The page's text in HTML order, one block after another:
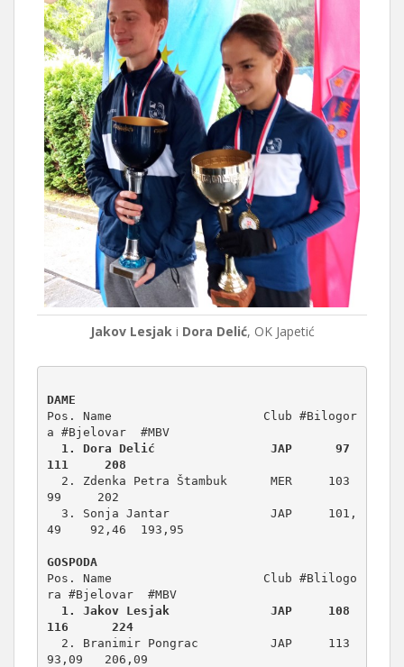
Jakov Lesjaki Dora Delić, OK Japetić
DAME
Pos. Name                     Club #Bilogor
a #Bjelovar  #MBV
111     208
99     202
49    92,46  193,95
GOSPODA
Pos. Name                     Club #Blilogo
ra #Bjelovar  #MBV
116      224
93,09   206,09